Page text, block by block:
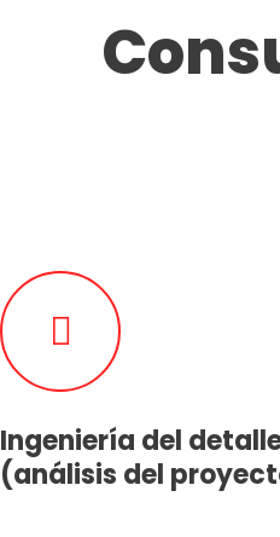
Ingeniería del
(análisis del